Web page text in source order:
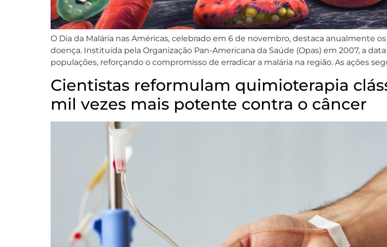
O Dia da Malária nas Américas, celebrado em 6 de novembro, destaca anualmente
doença. Instituída pela Organização Pan-Americana da Saúde (Opas) em 2007, a
populações, reforçando o compromisso de erradicar a malária na região. As ações
Cientistas reformulam quimioterapia
mil vezes mais potente contra o câncer